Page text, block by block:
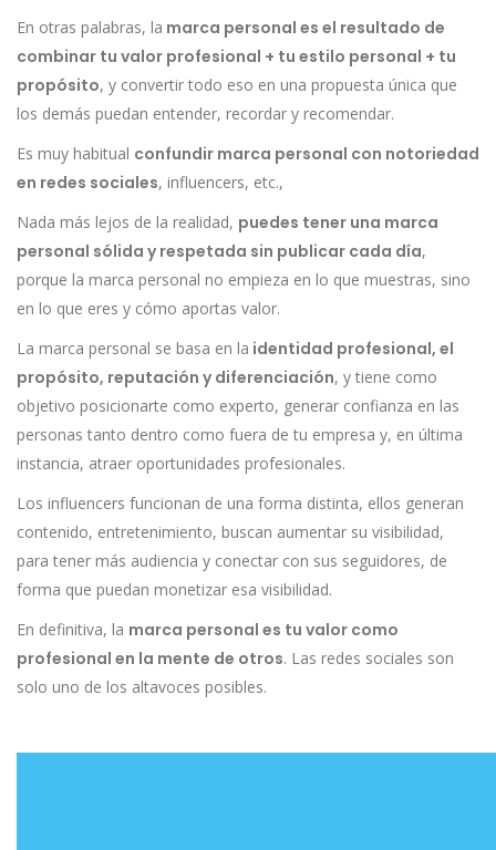
En otras palabras, la marca personal es el resultado de
combinar tu valor profesional + tu estilo personal + tu
propósito, y convertir todo eso en una propuesta única que
los demás puedan entender, recordar y recomendar.
Es muy habitual confundir marca personal con notoriedad
en redes sociales, influencers, etc.,
Nada más lejos de la realidad, puedes tener una marca
personal sólida y respetada sin publicar cada día,
porque la marca personal no empieza en lo que muestras, sino
en lo que eres y cómo aportas valor.
La marca personal se basa en la identidad profesional, el
propósito, reputación y diferenciación, y tiene como
objetivo posicionarte como experto, generar confianza en las
personas tanto dentro como fuera de tu empresa y, en última
instancia, atraer oportunidades profesionales.
Los influencers funcionan de una forma distinta, ellos generan
contenido, entretenimiento, buscan aumentar su visibilidad,
para tener más audiencia y conectar con sus seguidores, de
forma que puedan monetizar esa visibilidad.
En definitiva, la marca personal es tu valor como
profesional en la mente de otros. Las redes sociales son
solo uno de los altavoces posibles.